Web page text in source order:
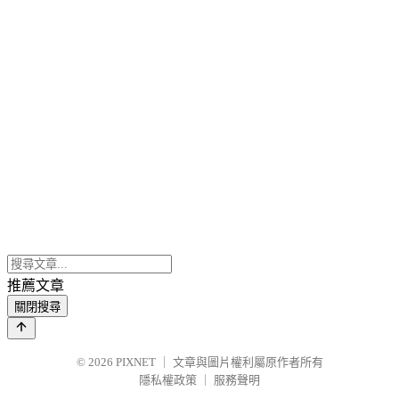
推薦文章
關閉搜尋
© 2026 PIXNET
文章與圖片權利屬原作者所有
隱私權政策
服務聲明